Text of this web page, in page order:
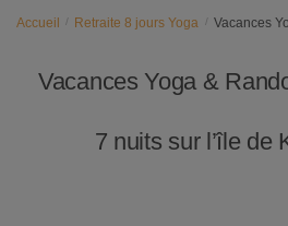
Accueil / Retraite 8 jours Yoga / Vacances Yoga &
Vacances Yoga &
7 nuits sur l’île de